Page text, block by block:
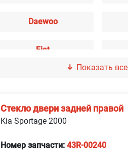
Daewoo
Fiat
Jeep
Показать все
Стекло двери задней правой
Kia Sportage 2000
Номер запчасти: 43R-00240